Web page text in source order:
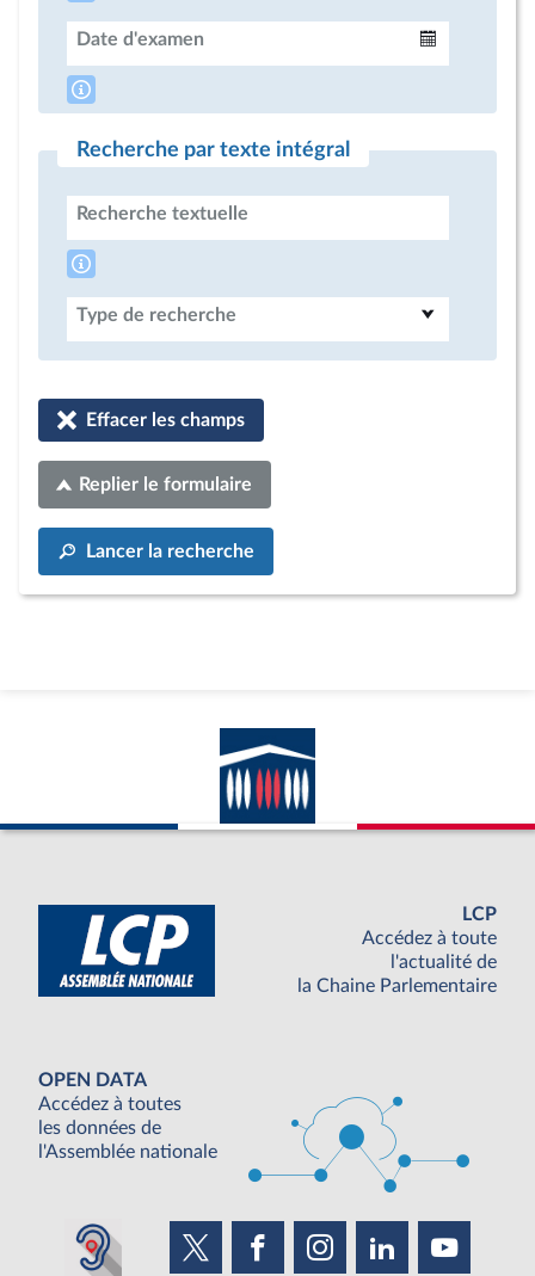
Date d'examen
Recherche par texte intégral
Recherche textuelle
Type de recherche
Effacer les champs
Replier le formulaire
Lancer la recherche
LCP
Accédez à toute
l'actualité de
la Chaine Parlementaire
OPEN DATA
Accédez à toutes
les données de
l'Assemblée nationale